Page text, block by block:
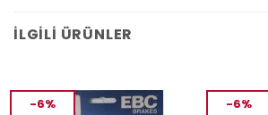
İLGILI ÜRÜNLER
-6% -6%